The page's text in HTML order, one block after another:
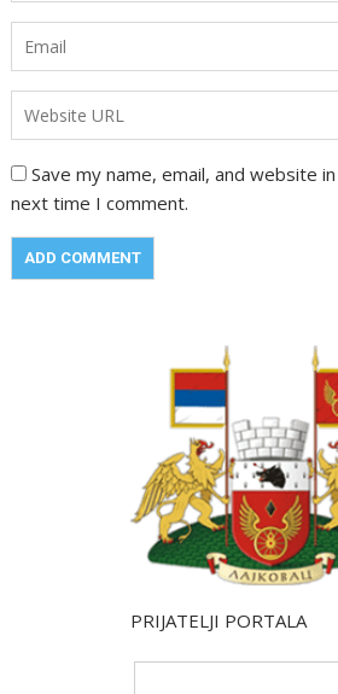
Save my name, email, and website
next time I comment.
PRIJATELJI PORTALA